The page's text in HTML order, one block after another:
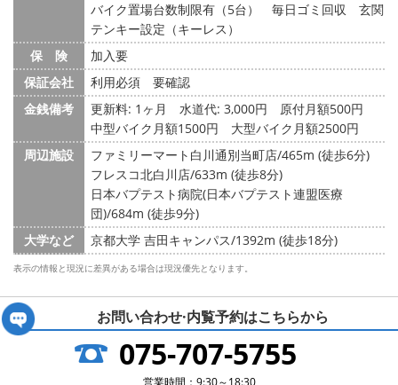
バイク置場台数制限有（5台） 毎日ゴミ回収 玄関
テンキー設定（キーレス）
保 険
加入要
保証会社
利用必須 要確認
金銭備考
更新料: 1ヶ月 水道代: 3,000円
原付月額500円
中型バイク月額1500円 大型バイク月額2500円
周辺施設
ファミリーマート白川通別当町店/465m (徒歩6分)
フレスコ北白川店/633m (徒歩8分)
日本バプテスト病院(日本バプテスト連盟医療
団)/684m (徒歩9分)
大学など
京都大学 吉田キャンパス/1392m (徒歩18分)
表示の情報と現況に差異がある場合は現況優先となります。
お問い合わせ·内覧予約はこちらから
075-707-5755
営業時間：9:30～18:30